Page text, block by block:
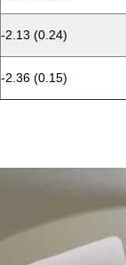
-2.13 (0.24)
-2.36 (0.15)